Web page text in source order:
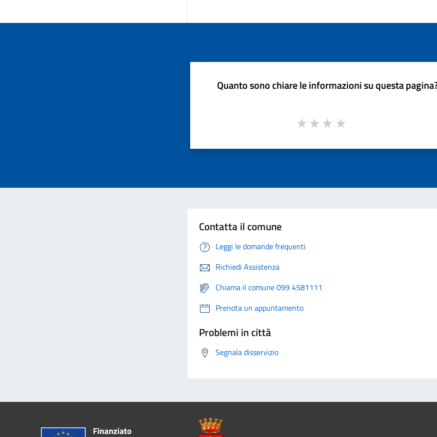
Quanto sono chiare le informazioni su questa
Contatta il comune
Leggi le domande frequenti
Richiedi Assistenza
Chiama il comune 099 4581111
Prenota un appuntamento
Problemi in città
Segnala disservizio